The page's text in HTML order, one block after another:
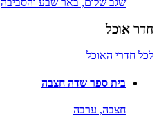
חדר אוכל
לכל חדרי האוכל
בית ספר שדה חצבה
חצבה, ערבה